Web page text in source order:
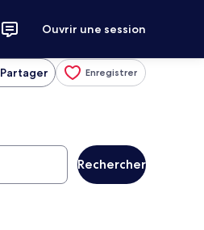
Ouvrir une session
Partager Enregistrer
Rechercher